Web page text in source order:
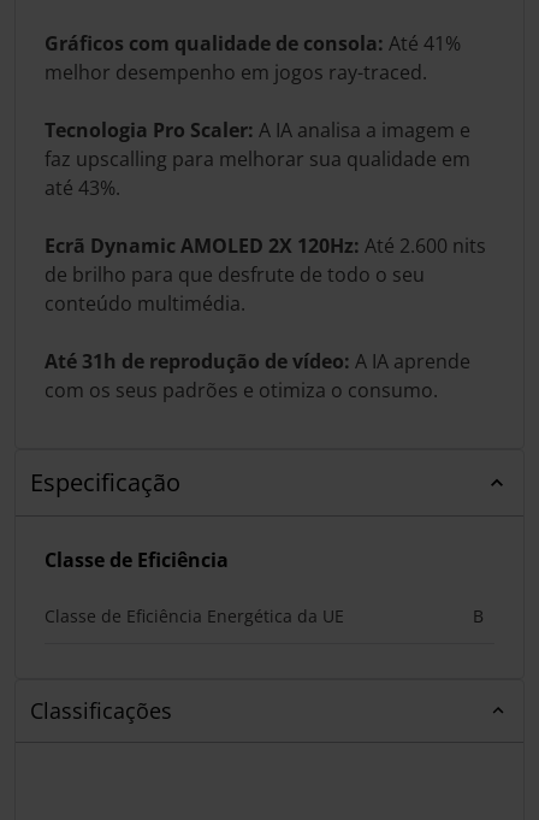
Gráficos com qualidade de consola: Até 41%
melhor desempenho em jogos ray-traced.
Tecnologia Pro Scaler: A IA analisa a imagem e
faz upscalling para melhorar sua qualidade em
até 43%.
Ecrã Dynamic AMOLED 2X 120Hz: Até 2.600 nits
de brilho para que desfrute de todo o seu
conteúdo multimédia.
Até 31h de reprodução de vídeo: A IA aprende
com os seus padrões e otimiza o consumo.
Especificação
Classe de Eficiência
Classe de Eficiência Energética da UE B
Classificações